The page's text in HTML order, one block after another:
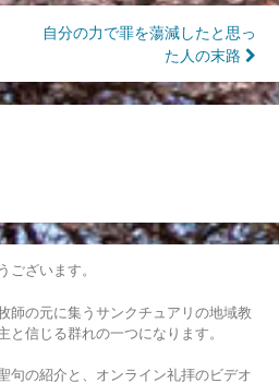
自分の力で罪を蕩減したと思っ
た人の末路
ございます。
師の元に集うサンクチュアリの地域教
信じる群れの一つになります。
句の紹介と、オンライン礼拝のビデオ